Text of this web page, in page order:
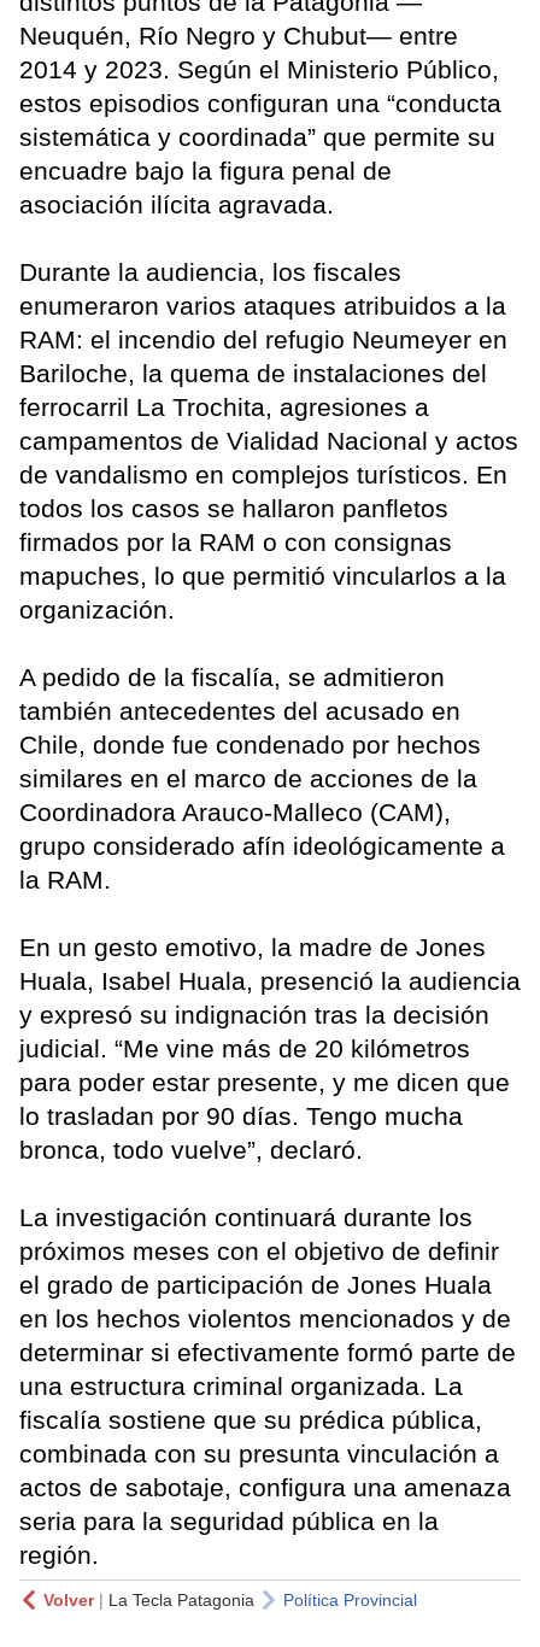
Neuquén, Río Negro y Chubut— entre
2014 y 2023. Según el Ministerio Público,
estos episodios configuran una “conducta
sistemática y coordinada” que permite su
encuadre bajo la figura penal de
asociación ilícita agravada.
Durante la audiencia, los fiscales
enumeraron varios ataques atribuidos a la
RAM: el incendio del refugio Neumeyer en
Bariloche, la quema de instalaciones del
ferrocarril La Trochita, agresiones a
campamentos de Vialidad Nacional y actos
de vandalismo en complejos turísticos. En
todos los casos se hallaron panfletos
firmados por la RAM o con consignas
mapuches, lo que permitió vincularlos a la
organización.
A pedido de la fiscalía, se admitieron
también antecedentes del acusado en
Chile, donde fue condenado por hechos
similares en el marco de acciones de la
Coordinadora Arauco-Malleco (CAM),
grupo considerado afín ideológicamente a
la RAM.
En un gesto emotivo, la madre de Jones
Huala, Isabel Huala, presenció la audiencia
y expresó su indignación tras la decisión
judicial. “Me vine más de 20 kilómetros
para poder estar presente, y me dicen que
lo trasladan por 90 días. Tengo mucha
bronca, todo vuelve”, declaró.
La investigación continuará durante los
próximos meses con el objetivo de definir
el grado de participación de Jones Huala
en los hechos violentos mencionados y de
determinar si efectivamente formó parte de
una estructura criminal organizada. La
fiscalía sostiene que su prédica pública,
combinada con su presunta vinculación a
actos de sabotaje, configura una amenaza
seria para la seguridad pública en la
región.
Volver| La Tecla Patagonia Política Provincial